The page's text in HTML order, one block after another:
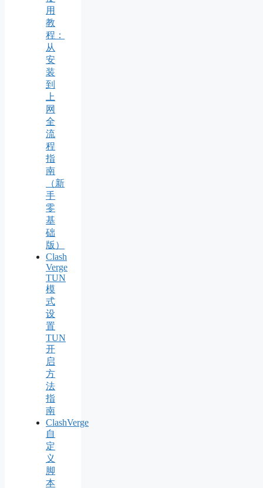
用
教
程：
从
安
装
到
上
网
全
流
程
指
南
（新
手
零
基
础
版）
Clash
Verge
TUN
模
式
设
置
TUN
开
启
方
法
指
南
ClashVerge
自
定
义
脚
本